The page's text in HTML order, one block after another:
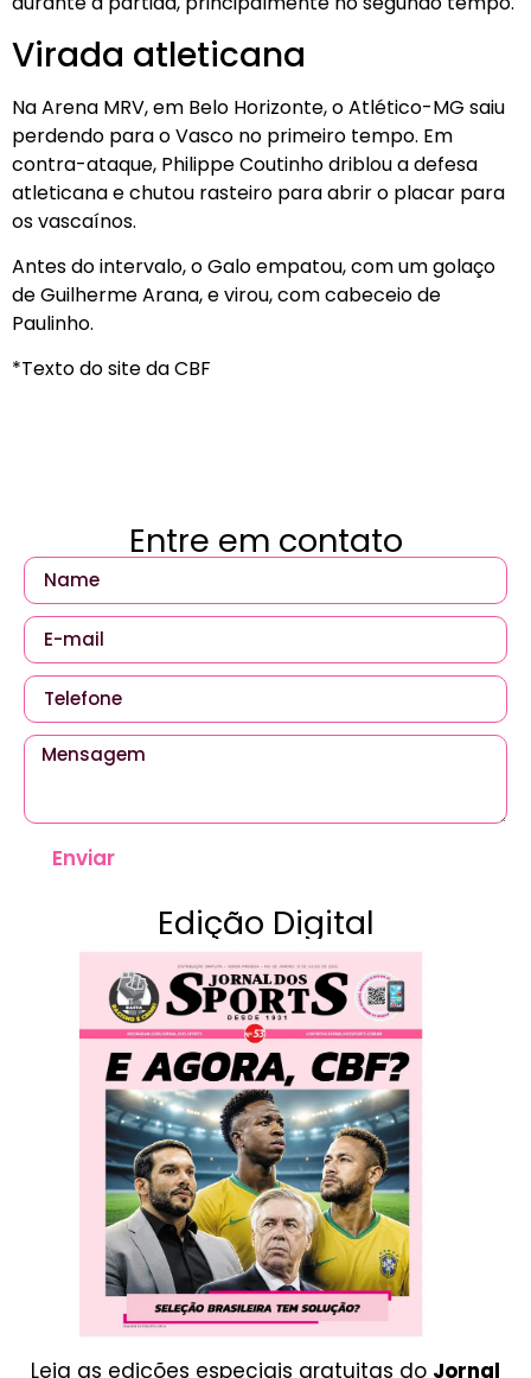
Virada atleticana
Na Arena MRV, em Belo Horizonte, o Atlético-MG saiu
perdendo para o Vasco no primeiro tempo. Em
contra-ataque, Philippe Coutinho driblou a defesa
atleticana e chutou rasteiro para abrir o placar para
os vascaínos.
Antes do intervalo, o Galo empatou, com um golaço
de Guilherme Arana, e virou, com cabeceio de
Paulinho.
*Texto do site da CBF
Entre em contato
Enviar
Edição Digital
Leia as edições especiais gratuitas do Jornal